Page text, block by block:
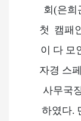
회(은희
첫 캠패
이 다 모
자경 스
사무국
하였다.